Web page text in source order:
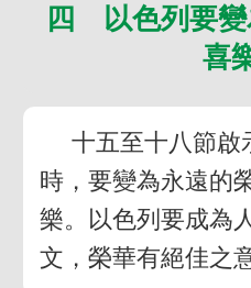
四 以色列要變
喜
十五至十八節啟
時，要變為永遠的
樂。以色列要成為
文，榮華有絕佳之